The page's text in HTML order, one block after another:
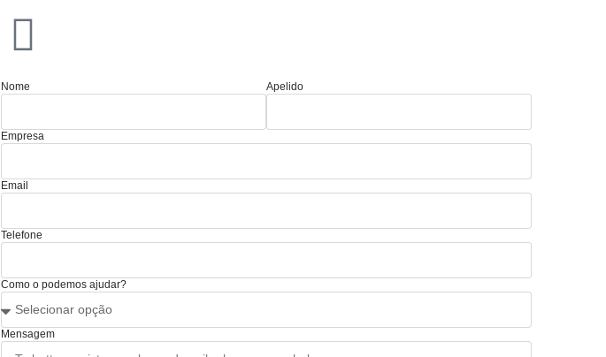
Nome Apelido
Empresa
Email
Telefone
Como o podemos ajudar?
Mensagem